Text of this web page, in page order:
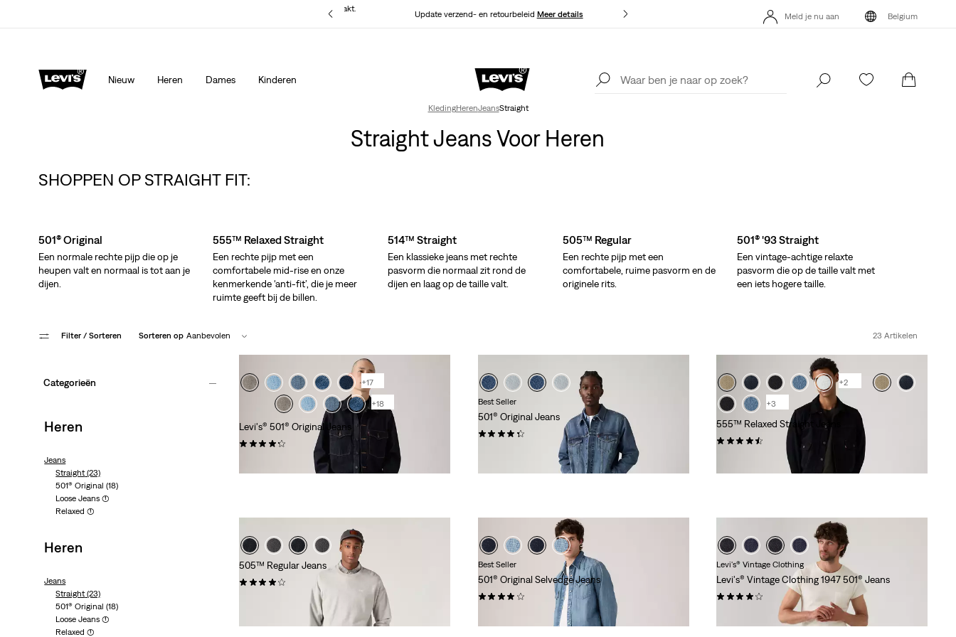
Update verzend- en retourbeleid Meer details
Levi's App. Het beste van Levi’s®, speciaal voor jou op maat gemaakt.
Meld je nu aan Belgium
Nieuw Heren Dames Kinderen
Update verzend- en retourbeleid Meer details
Levi's App. Het beste van Levi’s®, speciaal voor jou op maat gemaakt.
Meer details
Meld je nu aan
KledingHerenJeansStraight
Straight Jeans Voor Heren
SHOPPEN OP STRAIGHT FIT:
501® Original
Een normale rechte pijp die op je
heupen valt en normaal is tot aan je
dijen.
555™ Relaxed Straight
Een rechte pijp met een
comfortabele mid-rise en onze
kenmerkende ‘anti-fit’, die je meer
ruimte geeft bij de billen.
514™ Straight
Een klassieke jeans met rechte
pasvorm die normaal zit rond de
dijen en laag op de taille valt.
505™ Regular
Een rechte pijp met een
comfortabele, ruime pasvorm en de
originele rits.
501® '93 Straight
Een vintage-achtige relaxte
pasvorm die op de taille valt met
een iets hogere taille.
Filter / Sorteren Sorteren op Aanbevolen 23 Artikelen
Categorieën
Heren
Jeans
Straight(23)
501® Original (18)
Loose Jeans (1)
Relaxed (1)
Heren
Jeans
Straight(23)
501® Original (18)
Loose Jeans (1)
Relaxed (1)
+17
+18
Levi's® 501® Original Jeans
Best Seller
501® Original Jeans
+2
+3
555™ Relaxed Straight Jeans
505™ Regular Jeans
Best Seller
501® Original Selvedge Jeans
Levi's® Vintage Clothing
Levi's® Vintage Clothing 1947 501® Jeans